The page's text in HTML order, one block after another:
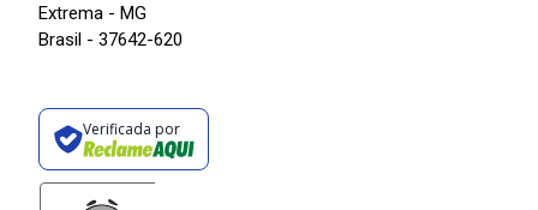
Extrema - MG
Brasil - 37642-620
Verificada por